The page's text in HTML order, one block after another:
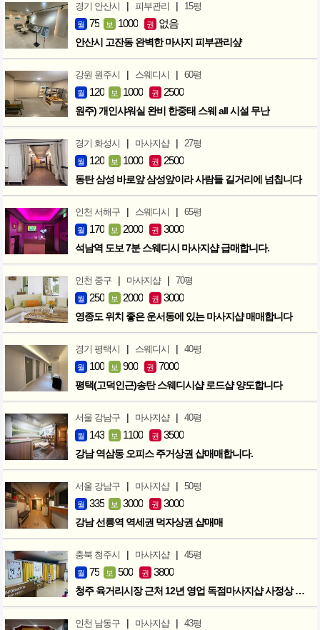
경기 안산시 | 피부관리 | 15평
월 75 보 1000 권 없음
안산시 고잔동 완벽한 마사지 피부관리샾
강원 원주시 | 스웨디시 | 60평
월 120 보 1000 권 2500
원주) 개인샤워실 완비 한중태 스웨 all 시설 무난
경기 화성시 | 마사지샵 | 27평
월 120 보 1000 권 2500
동탄 삼성 바로앞 삼성앞이라 사람들 길거리에 넘칩니다
인천 서해구 | 스웨디시 | 65평
월 170 보 2000 권 3000
석남역 도보 7분 스웨디시 마사지샵 급매합니다.
인천 중구 | 마사지샵 | 70평
월 250 보 2000 권 3000
영종도 위치 좋은 운서동에 있는 마사지샵 매매합니다
경기 평택시 | 스웨디시 | 40평
월 100 보 900 권 7000
평택(고덕인근)송탄 스웨디시샵 로드샵 양도합니다
서울 강남구 | 마사지샵 | 40평
월 143 보 1100 권 3500
강남 역삼동 오피스 주거상권 샵매매합니다.
서울 강남구 | 마사지샵 | 50평
월 335 보 3000 권 3000
강남 선릉역 역세권 먹자상권 샵매매
충북 청주시 | 마사지샵 | 45평
월 75 보 500 권 3800
청주 육거리시장 근처 12년 영업 독점마사지샵 사정상 급매합니다.
인천 남동구 | 마사지샵 | 43평